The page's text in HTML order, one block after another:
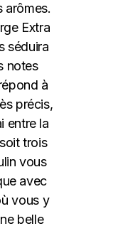
arômes.
Extra
séduira
notes
à
précis,
entre la
trois
vous
avec
vous y
belle